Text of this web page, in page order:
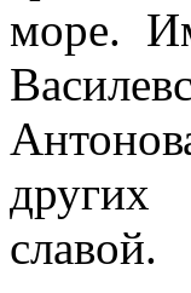
море.
других
славой.